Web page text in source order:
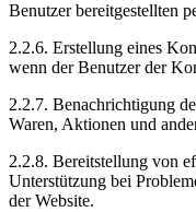
Benutzer bereitgestellten
2.2.6. Erstellung eines
wenn der Benutzer der
2.2.7. Benachrichtigung
Waren, Aktionen und
2.2.8. Bereitstellung von
Unterstützung bei
der Website.